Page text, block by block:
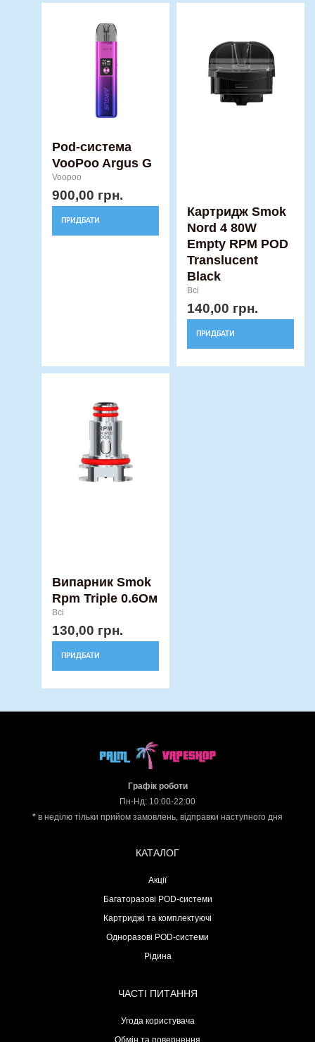
Pod-система
VooPoo Argus G
Voopoo
900,00 грн.
ПРИДБАТИ
варіантів.
Параметри
вибрати
на
сторінці
товару
Картридж Smok
Nord 4 80W
Empty RPM POD
Translucent
Black
Всі
140,00 грн.
ПРИДБАТИ
Випарник Smok
Rpm Triple 0.6Ом
Всі
130,00 грн.
ПРИДБАТИ
Графік роботи
Пн-Нд: 10:00-22:00
* в неділю тільки прийом замовлень, відправки наступного дня
КАТАЛОГ
Акції
Багаторазові POD-системи
Картриджі та комплектуючі
Одноразові POD-системи
Рідина
ЧАСТІ ПИТАННЯ
Угода користувача
Обмін та повернення